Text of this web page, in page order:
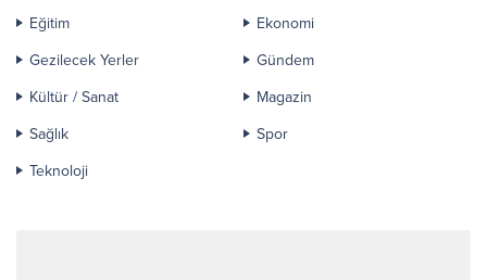
Eğitim
Ekonomi
Gezilecek Yerler
Gündem
Kültür / Sanat
Magazin
Sağlık
Spor
Teknoloji